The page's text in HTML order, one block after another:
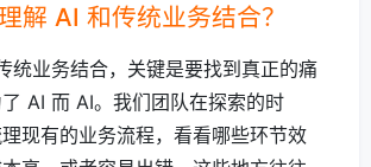
AI 和传统业务结合？
统业务结合，关键是要找到真正的痛
AI 而 AI。我们团队在探索的时
现有的业务流程，看看哪些环节效